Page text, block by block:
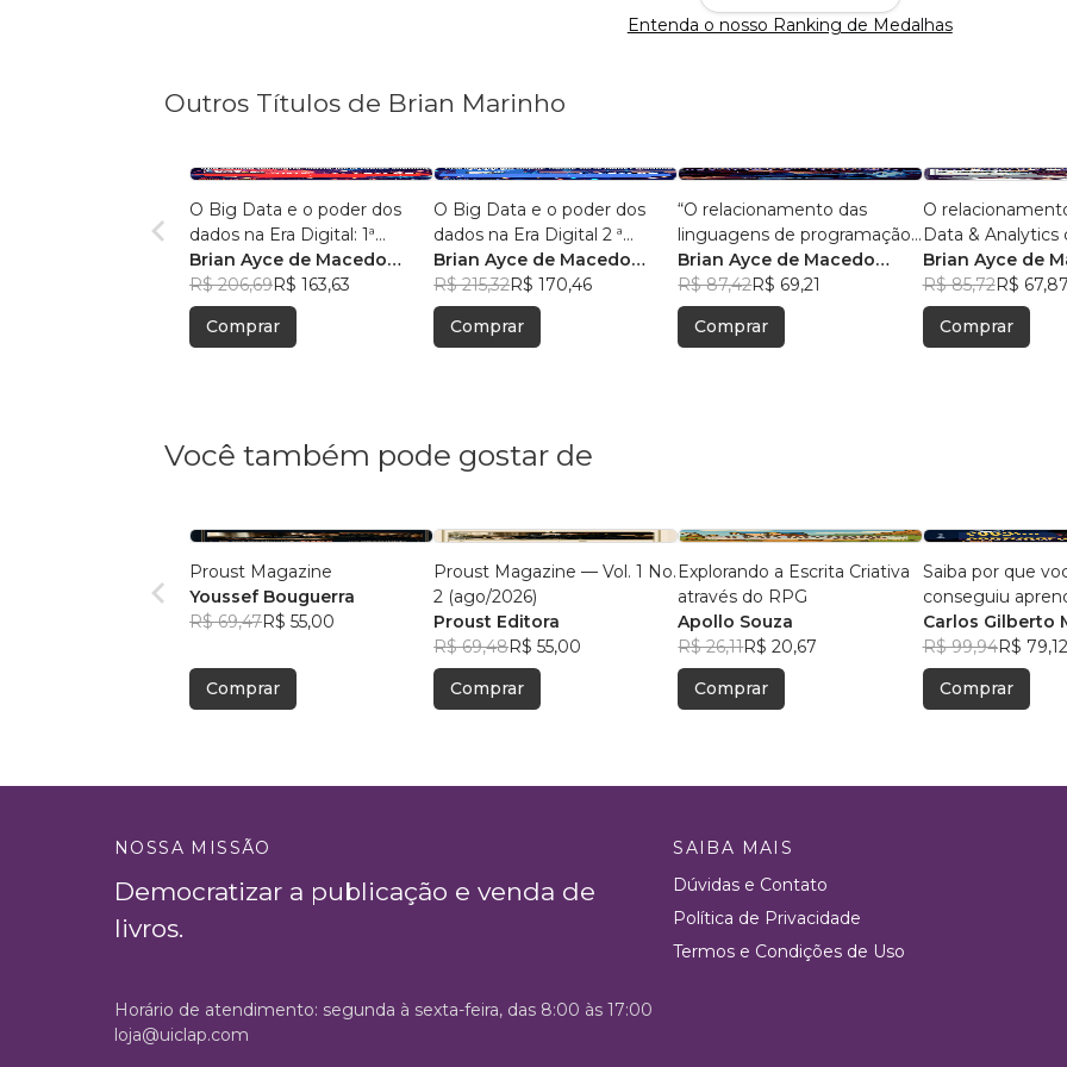
Entenda o nosso Ranking de Medalhas
Outros Títulos de Brian Marinho
O Big Data e o poder dos
dados na Era Digital: 1ª
Edição.
Brian Ayce de Macedo
Marinho
R$ 206,69R$ 163,63
Comprar
O Big Data e o poder dos
dados na Era Digital 2 ª
Edição:
Brian Ayce de Macedo
Marinho
R$ 215,32R$ 170,46
Comprar
“O relacionamento das
linguagens de programação
com o big data e analytics.”
Brian Ayce de Macedo
Marinho
R$ 87,42R$ 69,21
Comprar
O
Data & Analytics
Com 50
respostas.
Brian Ayce de
Marinho
R$ 85,72R$ 67,87
Comprar
Você também pode gostar de
Proust Magazine
Youssef Bouguerra
R$ 69,47R$ 55,00
Comprar
Proust Magazine — Vol. 1 No.
2 (ago/2026)
Proust Editora
R$ 69,48R$ 55,00
Comprar
Explorando a Escrita Criativa
através do RPG
Apollo Souza
R$ 26,11R$ 20,67
Comprar
Saiba por que
conseguiu
português
Carlos Gilberto
Rodrigues
Ferrari
R$ 99,94R$ 79,12
Comprar
NOSSA MISSÃO
Democratizar a publicação e venda de
livros.
SAIBA MAIS
Dúvidas e Contato
Política de Privacidade
Termos e Condições de Uso
Horário de atendimento: segunda à sexta-feira, das 8:00 às 17:00
loja@uiclap.com